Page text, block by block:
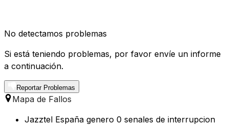
No detectamos problemas
Si está teniendo problemas, por favor envíe un informe
a continuación.
Reportar Problemas
Mapa de Fallos
Jazztel España genero 0 senales de interrupcion